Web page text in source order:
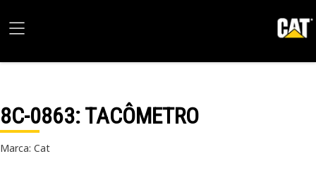
8C-0863: TACÔMETRO
Marca: Cat